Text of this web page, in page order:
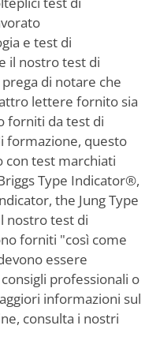
e test di
il nostro test di
di notare che
lettere fornito sia
forniti da test di
formazione, questo
con test marchiati
Type Indicator®,
the Jung Type
nostro test di
forniti "così come
essere
professionali o
informazioni sul
consulta i nostri